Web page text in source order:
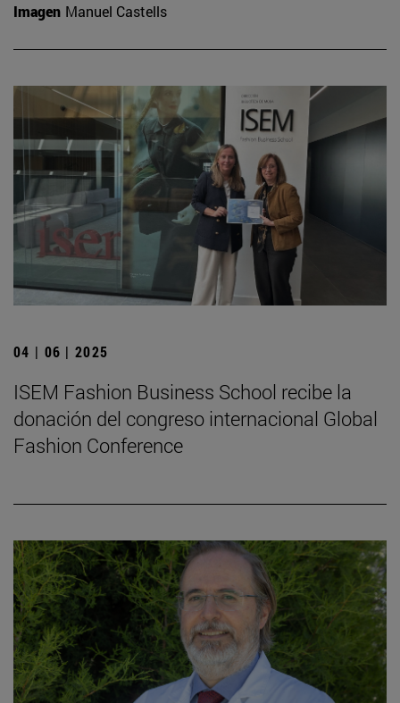
Imagen Manuel Castells
04 | 06 | 2025
ISEM Fashion Business School recibe la
donación del congreso internacional Global
Fashion Conference